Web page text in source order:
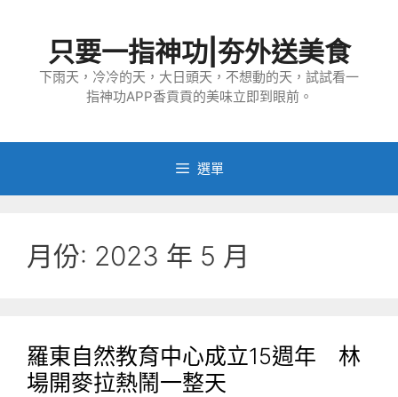
只要一指神功|夯外送美食
下雨天，冷冷的天，大日頭天，不想動的天，試試看一
指神功APP香貢貢的美味立即到眼前。
選單
月份: 2023 年 5 月
羅東自然教育中心成立15週年 林
場開麥拉熱鬧一整天